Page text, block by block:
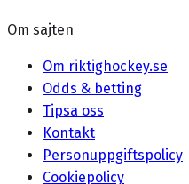
Om sajten
Om riktighockey.se
Odds & betting
Tipsa oss
Kontakt
Personuppgiftspolicy
Cookiepolicy